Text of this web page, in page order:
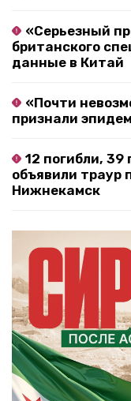
«Серьезный
британского
данные в Китай
«Почти
признали
12 погибли,
объявили траур
Нижнекамск